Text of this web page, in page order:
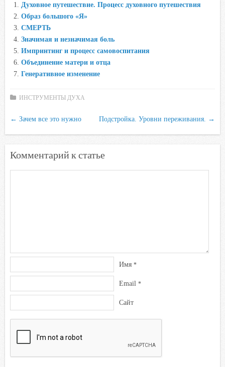
b
o
o
k
e
r
p
p
u
a
s
i
Духовное путешествие. Процесс духовного путешествия
Образ большого «Я»
СМЕРТЬ
Значимая и незначимая боль
Импринтинг и процесс самовоспитания
Объединение матери и отца
Генеративное изменение
ИНСТРУМЕНТЫ ДУХА
← Зачем все это нужно Подстройка. Уровни переживания. →
Комментарий к статье
Имя *
Email *
Сайт